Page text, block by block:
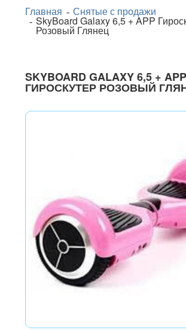
Главная Снятые с продажи
SkyBoard Galaxy 6,5 + APP
Розовый Глянец
SKYBOARD GALAXY 6,5 + APP
ГИРОСКУТЕР РОЗОВЫЙ